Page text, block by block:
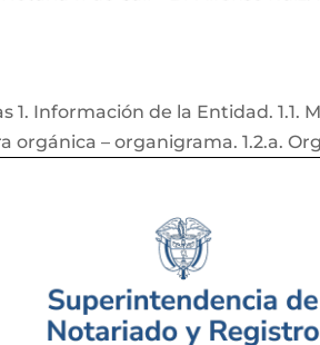
Información de la Entidad. 1.1.
orgánica – organigrama. 1.2.a.